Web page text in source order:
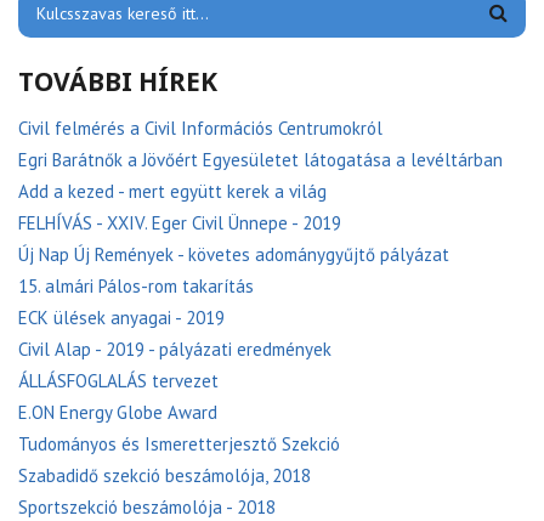
TOVÁBBI HÍREK
Civil felmérés a Civil Információs Centrumokról
Egri Barátnők a Jövőért Egyesületet látogatása a levéltárban
Add a kezed - mert együtt kerek a világ
FELHÍVÁS - XXIV. Eger Civil Ünnepe - 2019
Új Nap Új Remények - követes adománygyűjtő pályázat
15. almári Pálos-rom takarítás
ECK ülések anyagai - 2019
Civil Alap - 2019 - pályázati eredmények
ÁLLÁSFOGLALÁS tervezet
E.ON Energy Globe Award
Tudományos és Ismeretterjesztő Szekció
Szabadidő szekció beszámolója, 2018
Sportszekció beszámolója - 2018